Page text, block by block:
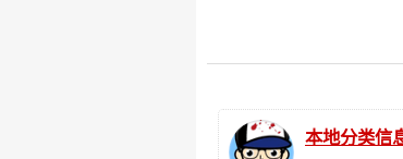
本地分类信